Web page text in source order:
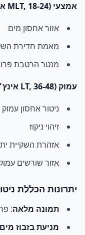
אמצעי (MLT, 18-24 אינץ׳):
אזור אחסון מים
מאמת חדירת
מנטר הרטבת
עמוק (LT, 36-48 אינץ׳):
ניטור אחסון עמוק
זיהוי ניקוז
אזהרת השקיית
אזור שורשים
יתרונות הכללת
תמונה מלאה:
מניעת בזבוז מים